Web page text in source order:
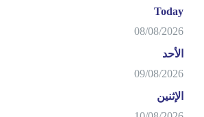
Today
08/08/2026
الأحد
09/08/2026
الإثنين